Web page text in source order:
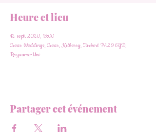
Heure et lieu
12 sept. 2020, 13:00
Crear Weddings, Crear, Kilberry, Tarbert PA29 6YD,
Royaume-Uni
Partager cet événement